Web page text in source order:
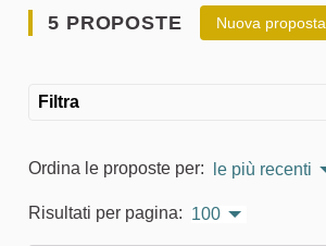
5 PROPOSTE Nuova proposta
Filtra
Ordina le proposte per: le più recenti
Risultati per pagina: 100